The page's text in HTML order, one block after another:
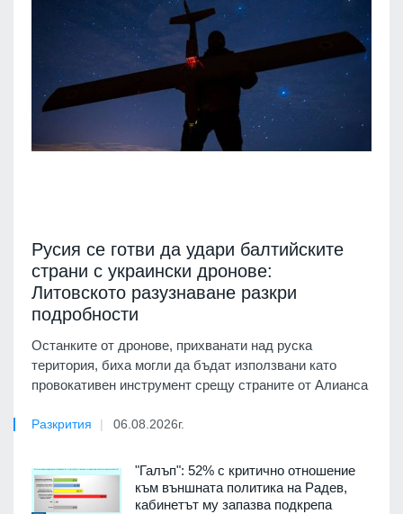
Русия се готви да удари балтийските
страни с украински дронове:
Литовското разузнаване разкри
подробности
Останките от дронове, прихванати над руска
територия, биха могли да бъдат използвани като
провокативен инструмент срещу страните от Алианса
Разкрития 06.08.2026г.
"Галъп": 52% с критично отношение
към външната политика на Радев,
кабинетът му запазва подкрепа